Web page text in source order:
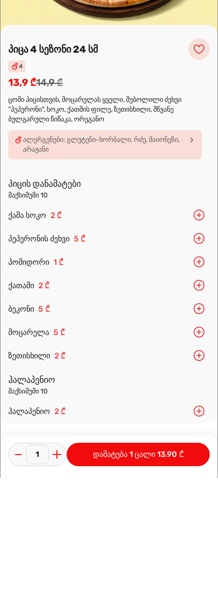
სალათი ქათმის ფორთოხლით და
18,9 ₾
სალათის ფოთოლი, გამომცხვარი ქათმის ფილე,
თაფლი-მდოგვის სოუსი, ფორთოხალი,
ჩვენ შესახებ
Sushi24.ge since 2018. Rolls, pizza, and wok are waiting to be
prepared for you. Choose the nearest location and explore the
პიცა 4 სეზონი 24 სმ
4
13,9 ₾14,9 ₾
ცომი პიცისთვის, მოცარელას ყველი, შებოლილი ძეხვი
"პეპერონი", სოკო, ქათმის ფილე, ზეთისხილი, მწვანე
ბულგარული წიწაკა, ორეგანო
ალერგენები: გლუტენი-ხორბალი, რძე, მაიონეზი,
არაჟანი
პიცის დანამატები
მაქსიმუმი 10
ქამა სოკო 2 ₾
პეპერონის ძეხვი 5 ₾
პომიდორი 1 ₾
ქათამი 2 ₾
ბეკონი 5 ₾
მოცარელა 5 ₾
ზეთისხილი 2 ₾
ჰალაპენიო
მაქსიმუმი 10
ჰალაპენიო 2 ₾
დამატება 1 ცალი 13.90 ₾